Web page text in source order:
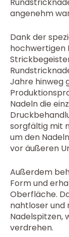
angenehm
Dank der
hochwertigen
Jahre hinweg
Nadeln die
sorgfältig mit
um den
vor äußeren
Außerdem
Form und
Oberfläche.
nahtloser und
Nadelspitzen,
verdrehen.